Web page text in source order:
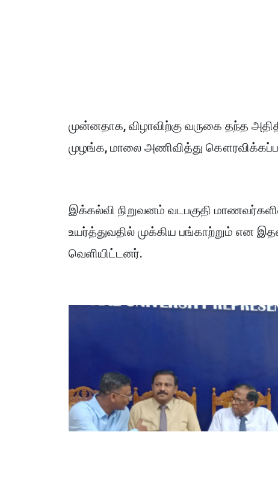
முன்னதாக, விழாவிற்கு வருகை தந்த
முழங்க, மாலை அணிவித்து
இக்கல்வி நிறுவனம் வடபகுதி
உயர்த்துவதில் முக்கிய பங்காற்றும் என
வெளியிட்டனர்.